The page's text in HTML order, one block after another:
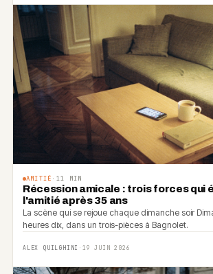
AMITIÉ · 11 MIN
Récession amicale : trois forces qui
l'amitié après 35 ans
La scène qui se rejoue chaque dimanche soir
heures dix, dans un trois-pièces à Bagnolet.
ALEX QUILGHINI · 19 JUIN 2026